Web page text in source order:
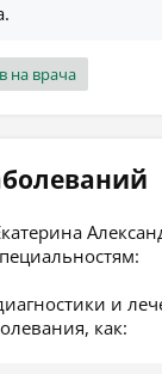
на врача
и
как: